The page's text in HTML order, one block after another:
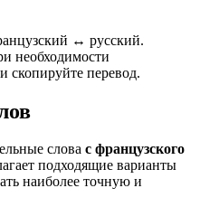
↔ русский.
необходимости
скопируйте перевод.
слова с французского
подходящие варианты
наиболее точную и